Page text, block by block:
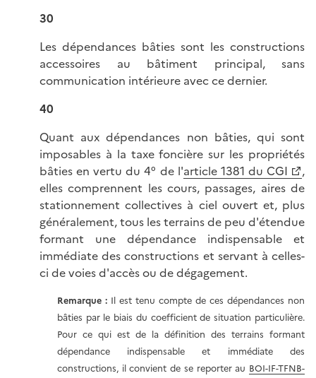
30
Les dépendances bâties sont les constructions
accessoires au bâtiment principal, sans
communication intérieure avec ce dernier.
40
Quant aux dépendances non bâties, qui sont
imposables à la taxe foncière sur les propriétés
bâties en vertu du 4° de l'article 1381 du CGI
,
elles comprennent les cours, passages, aires de
stationnement collectives à ciel ouvert et, plus
généralement, tous les terrains de peu d'étendue
formant une dépendance indispensable et
immédiate des constructions et servant à celles-
ci de voies d'accès ou de dégagement.
Remarque :Il est tenu compte de ces dépendances non
bâties par le biais du coefficient de situation particulière.
Pour ce qui est de la définition des terrains formant
dépendance indispensable et immédiate des
constructions, il convient de se reporter au BOI-IF-TFNB-